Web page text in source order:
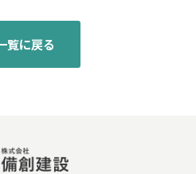
覧に戻る